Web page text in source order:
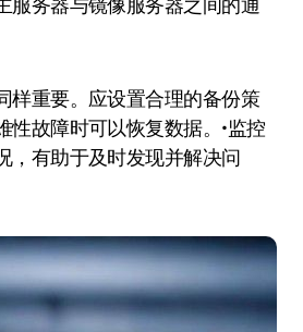
样重要。应设置合理的备份策
性故障时可以恢复数据。•监控
，有助于及时发现并解决问